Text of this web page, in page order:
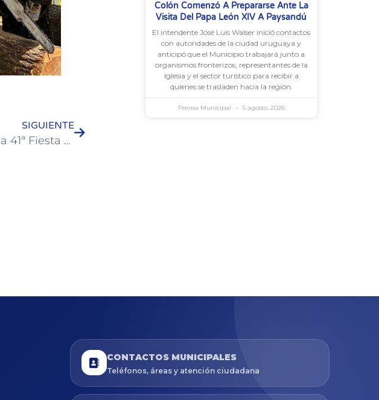
SIGUIENTE
Se inauguró oficialmente la 41ª Fiesta Nacional de la Artesanía 2026 en Colón
Colón Comenzó A Prepararse Ante La
Visita Del Papa León XIV A Paysandú
El intendente José Luis Walser inició contactos
con autoridades de la ciudad uruguaya y
anticipó que el Municipio trabajará junto a
organismos fronterizos, representantes de la
Iglesia y el sector turístico para recibir a
quienes se trasladen hacia la región.
Prensa Municipal 5 agosto, 2026
CONTACTOS MUNICIPALES
Teléfonos, áreas y atención ciudadana